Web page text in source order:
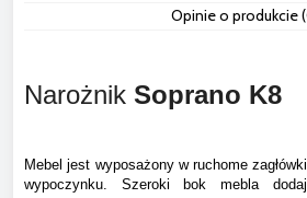
Opinie o produkcie
Narożnik Soprano K8
Mebel jest wyposażony w ruchome
wypoczynku. Szeroki bok mebla